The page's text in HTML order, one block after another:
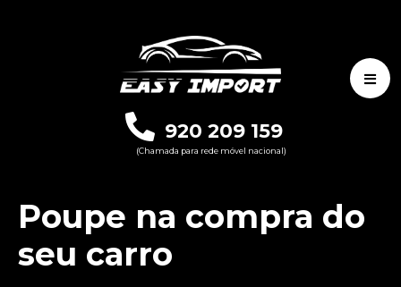
920 209 159
(Chamada para rede móvel nacional)
Poupe na compra do
seu carro